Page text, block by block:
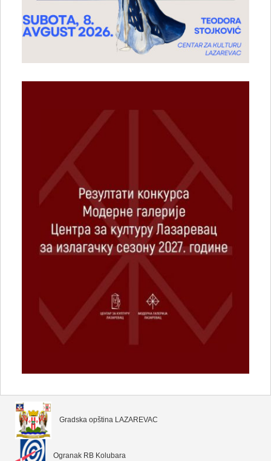
Gradska opština LAZAREVAC
Ogranak RB Kolubara